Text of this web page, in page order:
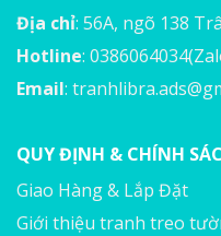
Địa chỉ: 56A, ngõ 138
Hotline:
Email:
QUY ĐỊNH & CHÍNH
Giao Hàng & Lắp Đặt
Giới thiệu tranh treo